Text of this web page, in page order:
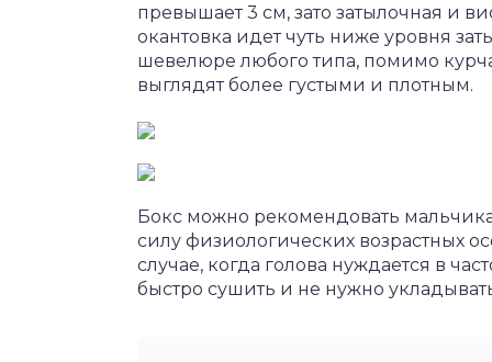
превышает 3 см, зато затылочная и
окантовка идет чуть ниже уровня
шевелюре любого типа, помимо
выглядят более густыми и плотным.
Бокс можно рекомендовать
силу физиологических возрастных
случае, когда голова нуждается в
быстро сушить и не нужно